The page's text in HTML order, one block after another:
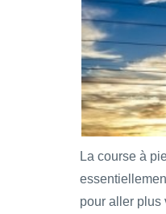
La course à
pour aller plus